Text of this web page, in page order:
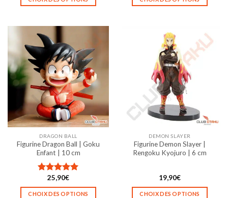
plusieurs
variations.
Les
options
peuvent
être
choisies
sur
la
page
du
a
plusieurs
variations.
Les
options
peuvent
être
choisies
sur
page
du
DRAGON BALL
Figurine Dragon Ball | Goku
Enfant | 10 cm
Note5.00
sur 5
25,90€
CHOIX DES OPTIONS
DEMON SLAYER
Figurine Demon Slayer |
Rengoku Kyojuro | 6 cm
19,90€
CHOIX DES OPTIONS